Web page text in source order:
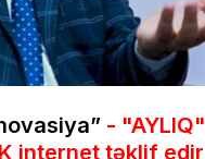
- "AYLIQ"
internet təklif edir